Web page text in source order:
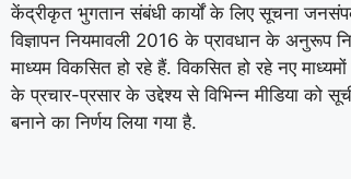
केंद्रीकृत भुगतान संबंधी कार्यों के लिए सूचना जनसंपर्क
विज्ञापन नियमावली 2016 के प्रावधान के अनुरूप
माध्यम विकसित हो रहे हैं. विकसित हो रहे नए
के प्रचार-प्रसार के उद्देश्य से विभिन्न मीडिया को
बनाने का निर्णय लिया गया है.